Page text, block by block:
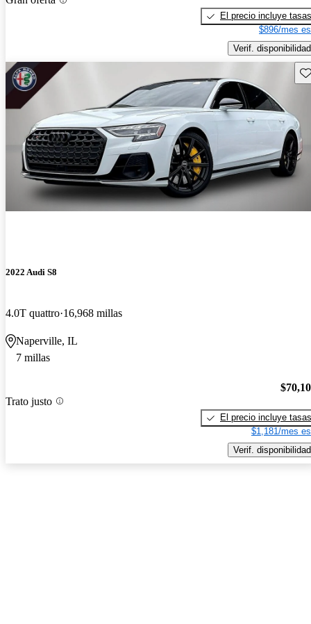
El precio incluye tasas
$896/mes
Verif. disponibilidad
2022 Audi S8
4.0T quattro 16,968 millas
Naperville, IL
7 millas
Trato justo
El precio incluye tasas
$1,181/mes
Verif. disponibilidad